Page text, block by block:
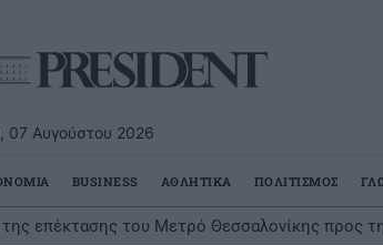
07 Αυγούστου 2026
BUSINESS ΑΘΛΗΤΙΚΑ ΠΟΛΙΤΙΣΜΟΣ
επέκτασης του Μετρό Θεσσαλονίκης προς